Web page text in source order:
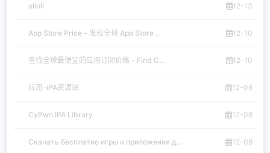
olioli 12-13
App Store Price - 发现全球 App Store ... 12-10
查找全球最便宜的应用订阅价格 - Find C... 12-10
应用-iPA资源站 12-08
CyPwn IPA Library 12-08
Скачать бесплатно игры и приложения д... 12-08